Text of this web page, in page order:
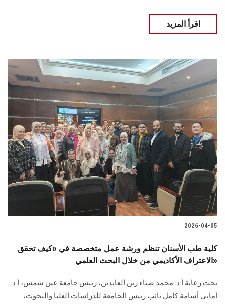
اقرأ المزيد
2026-04-05
كلية طب الأسنان تنظم ورشة عمل متخصصة في «كيف تحقق
الاعتراف الأكاديمي من خلال البحث العلمي»
تحت رعاية أ.د. محمد ضياء زين العابدين، رئيس جامعة عين شمس، أ.د.
أماني أسامة كامل نائب رئيس الجامعة للدراسات العليا والبحوث،